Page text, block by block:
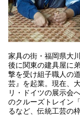
家具の街・福岡県大
後に関東の建具屋に
撃を受け組子職人の
芸』を起業。現在、
リ・ドイツの展示会
のクルーズトレイン
るなど、伝統工芸の